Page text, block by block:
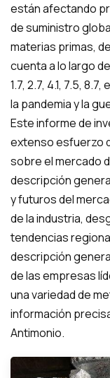
están afectando
de suministro
materias primas,
cuenta a lo largo
1.7, 2.7, 4.1, 7.5,
la pandemia y la
Este informe de
extenso esfuerzo
sobre el mercado
descripción
y futuros del
de la industria,
tendencias
descripción
de las empresas
una variedad de
información
Antimonio.